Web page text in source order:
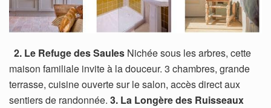
2. Le Refuge des Saules Nichée sous les arbres, cette
maison familiale invite à la douceur. 3 chambres, grande
terrasse, cuisine ouverte sur le salon, accès direct aux
sentiers de randonnée. 3. La Longère des Ruisseaux